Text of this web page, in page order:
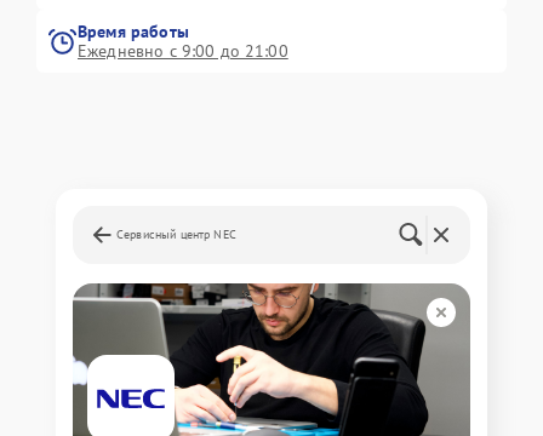
Время работы
Ежедневно с 9:00 до 21:00
Сервисный центр NEC